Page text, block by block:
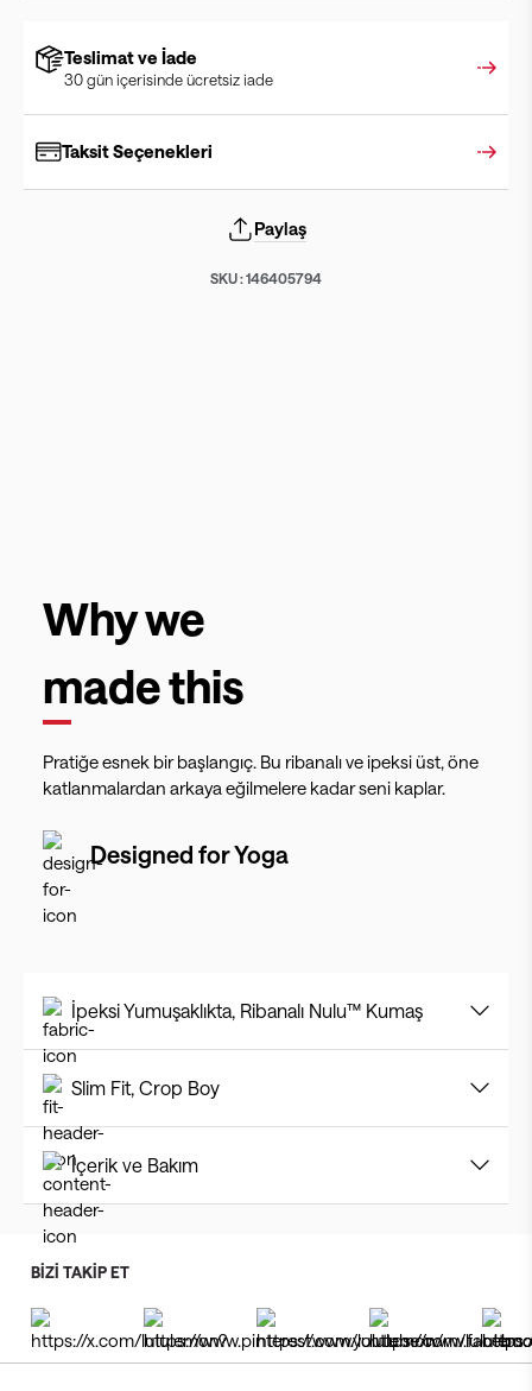
Teslimat ve İade
30 gün içerisinde ücretsiz iade
Taksit Seçenekleri
Paylaş
SKU :146405794
Why we
made this
Pratiğe esnek bir başlangıç. Bu ribanalı ve ipeksi üst, öne
katlanmalardan arkaya eğilmelere kadar seni kaplar.
Designed forYoga
İpeksi Yumuşaklıkta, Ribanalı Nulu™ Kumaş
Slim Fit, Crop Boy
İçerik ve Bakım
BİZİ TAKİP ET